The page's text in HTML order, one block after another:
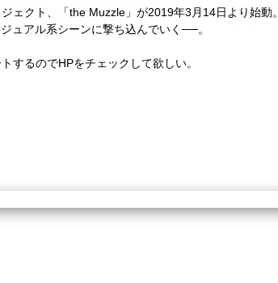
ェクト、「the Muzzle」が2019年3月14日より始動。
ュアル系シーンに撃ち込んでいく──。
するのでHPをチェックして欲しい。